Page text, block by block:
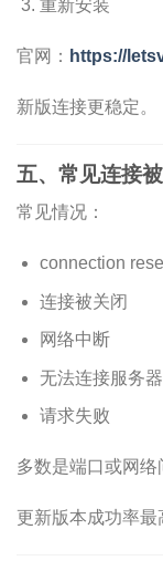
重新安装
官网： https://
新版连接更稳定。
五、常见连接
常见情况：
connection
连接被关闭
网络中断
无法连接服务器
请求失败
多数是端口或网络
更新版本成功率最